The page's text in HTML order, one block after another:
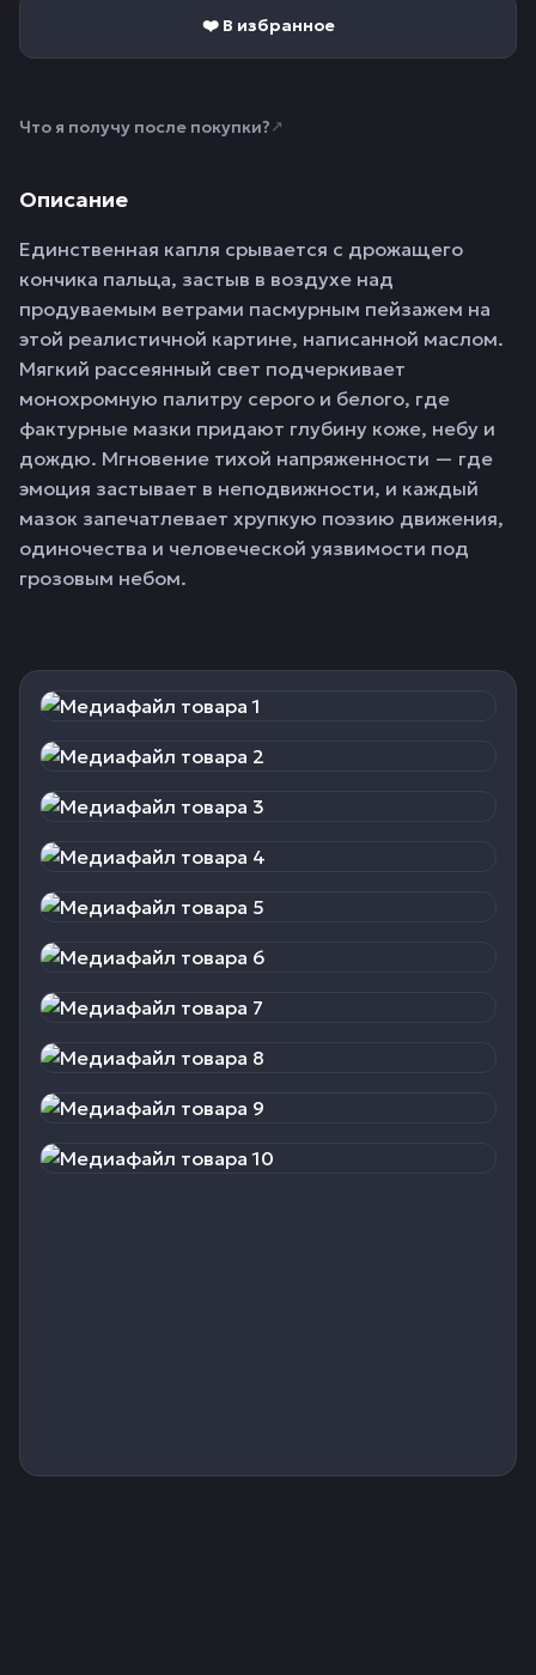
❤️ В избранное
Что я получу после покупки?↗
Описание
Единственная капля срывается с дрожащего
кончика пальца, застыв в воздухе над
продуваемым ветрами пасмурным пейзажем на
этой реалистичной картине, написанной маслом.
Мягкий рассеянный свет подчеркивает
монохромную палитру серого и белого, где
фактурные мазки придают глубину коже, небу и
дождю. Мгновение тихой напряженности — где
эмоция застывает в неподвижности, и каждый
мазок запечатлевает хрупкую поэзию движения,
одиночества и человеческой уязвимости под
грозовым небом.